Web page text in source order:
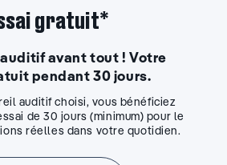
gratuit*
avant tout ! Votre
pendant 30 jours.
auditif choisi, vous bénéficiez
de 30 jours (minimum) pour le
réelles dans votre quotidien.